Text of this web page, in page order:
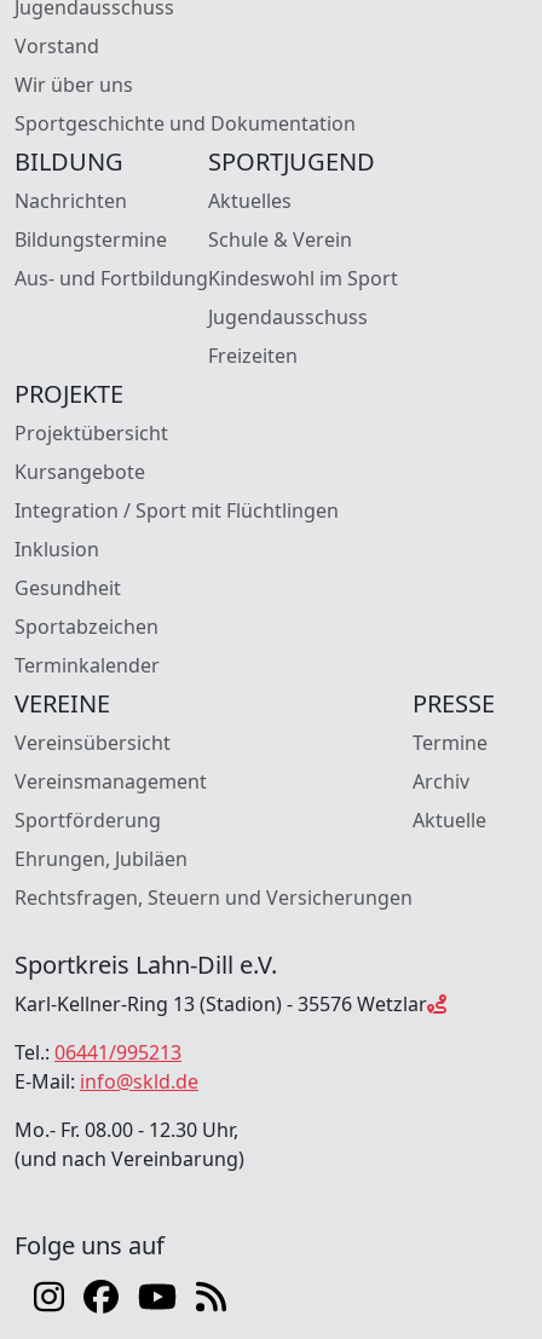
Jugendausschuss
Vorstand
Wir über uns
Sportgeschichte und Dokumentation
BILDUNG
Nachrichten
Bildungstermine
Aus- und Fortbildung
SPORTJUGEND
Aktuelles
Schule & Verein
Kindeswohl im Sport
Jugendausschuss
Freizeiten
PROJEKTE
Projektübersicht
Kursangebote
Integration / Sport mit Flüchtlingen
Inklusion
Gesundheit
Sportabzeichen
Terminkalender
VEREINE
Vereinsübersicht
Vereinsmanagement
Sportförderung
Ehrungen, Jubiläen
Rechtsfragen, Steuern und Versicherungen
PRESSE
Termine
Archiv
Aktuelle
Sportkreis Lahn-Dill e.V.
Karl-Kellner-Ring 13 (Stadion) - 35576 Wetzlar
Tel.: 06441/995213
E-Mail: info@skld.de
Mo.- Fr. 08.00 - 12.30 Uhr,
(und nach Vereinbarung)
Folge uns auf